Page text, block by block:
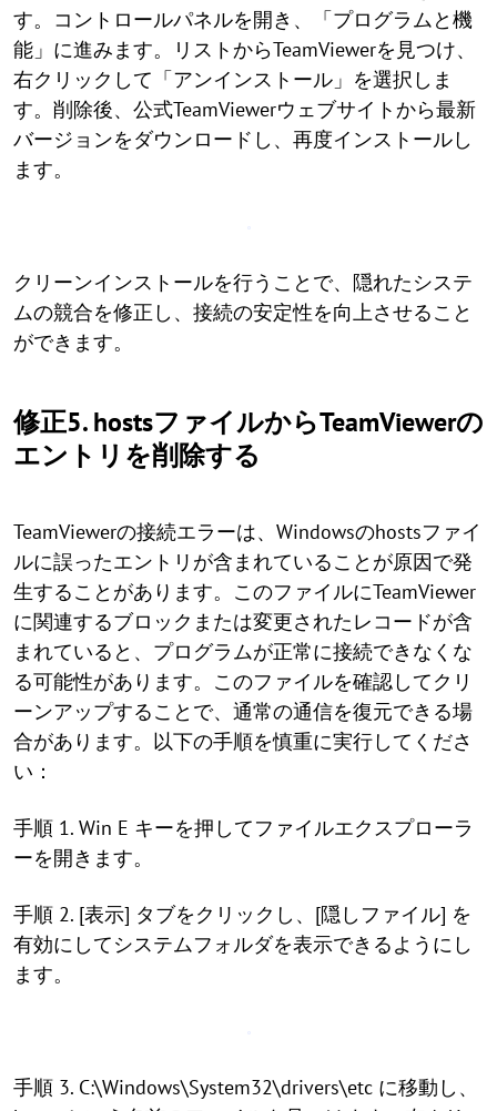
す。コントロールパネルを開き、「プログラムと機
能」に進みます。リストからTeamViewerを見つけ、
右クリックして「アンインストール」を選択しま
す。削除後、公式TeamViewerウェブサイトから最新
バージョンをダウンロードし、再度インストールし
ます。
クリーンインストールを行うことで、隠れたシステ
ムの競合を修正し、接続の安定性を向上させること
ができます。
修正5. hostsファイルからTeamViewerの
エントリを削除する
TeamViewerの接続エラーは、Windowsのhostsファイ
ルに誤ったエントリが含まれていることが原因で発
生することがあります。このファイルにTeamViewer
に関連するブロックまたは変更されたレコードが含
まれていると、プログラムが正常に接続できなくな
る可能性があります。このファイルを確認してクリ
ーンアップすることで、通常の通信を復元できる場
合があります。以下の手順を慎重に実行してくださ
い：
手順 1. Win E キーを押してファイルエクスプローラ
ーを開きます。
手順 2. [表示] タブをクリックし、[隠しファイル] を
有効にしてシステムフォルダを表示できるようにし
ます。
手順 3. C:\Windows\System32\drivers\etc に移動し、